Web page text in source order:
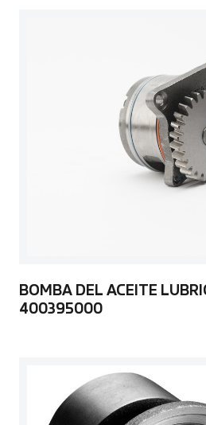
BOMBA DEL ACEITE
400395000